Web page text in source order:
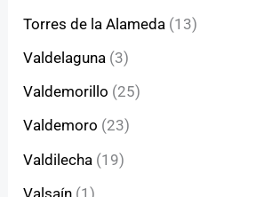
Torres de la Alameda (13)
Valdelaguna (3)
Valdemorillo (25)
Valdemoro (23)
Valdilecha (19)
Valsaín (1)